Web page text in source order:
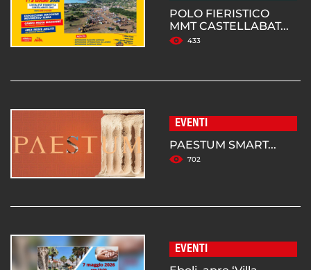
POLO FIERISTICO
MMT CASTELLABAT...
433
EVENTI
PAESTUM SMART...
702
EVENTI